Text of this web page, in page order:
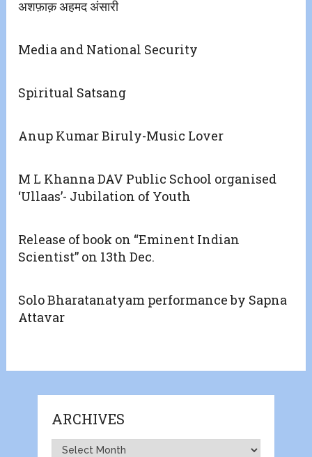
अशफ़ाक़ अहमद अंसारी
Media and National Security
Spiritual Satsang
Anup Kumar Biruly-Music Lover
M L Khanna DAV Public School organised
‘Ullaas’- Jubilation of Youth
Release of book on “Eminent Indian
Scientist” on 13th Dec.
Solo Bharatanatyam performance by Sapna
Attavar
ARCHIVES
Archives